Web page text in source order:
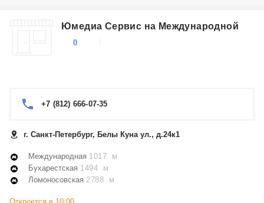
Юмедиа Сервис на Международной
0
+7 (812) 666-07-35
г. Санкт-Петербург, Белы Куна ул., д.24к1
Международная 1017 м
Бухарестская 1494 м
Ломоносовская 2788 м